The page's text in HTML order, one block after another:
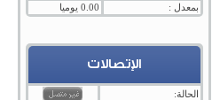
بمعدل :
0.00 يوميا
الإتصالات
الحالة: